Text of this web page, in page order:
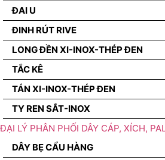
ĐAI U
ĐINH RÚT RIVE
LONG ĐỀN XI-INOX-THÉP ĐEN
TẮC KÊ
TÁN XI-INOX-THÉP ĐEN
TY REN SẮT-INOX
ĐẠI LÝ PHÂN PHỐI DÂY CÁP, XÍCH,
DÂY BẸ CẨU HÀNG